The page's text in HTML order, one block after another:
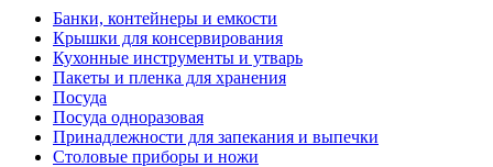
Банки, контейнеры и емкости
Крышки для консервирования
Кухонные инструменты и утварь
Пакеты и пленка для хранения
Посуда
Посуда одноразовая
Принадлежности для запекания и выпечки
Столовые приборы и ножи